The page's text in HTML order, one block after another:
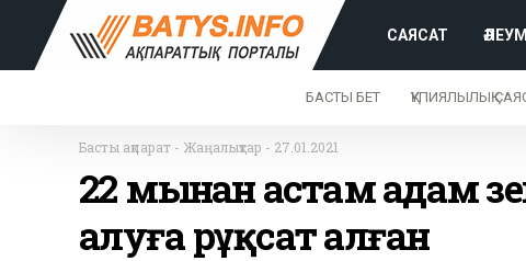
САЯСАТ
БАСТЫ БЕТ ҚҰПИЯЛЫЛЫҚ
Басты ақпарат - Жаңалықтар - 27.01.2021
22 мыңнан астам адам
алуға рұқсат алған